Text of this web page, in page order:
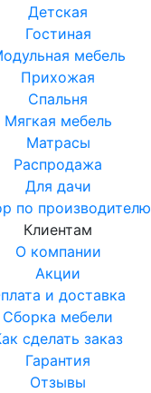
Детская
Гостиная
мебель
Прихожая
Спальня
Мягкая мебель
Матрасы
Распродажа
Для дачи
по производителю
Клиентам
О компании
Акции
и доставка
Сборка мебели
сделать заказ
Гарантия
Отзывы